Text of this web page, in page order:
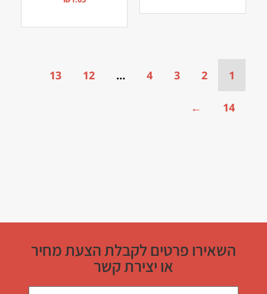
1
2
3
4
…
12
13
14
←
השאירו פרטים לקבלת הצעת מחיר
או יצירת קשר